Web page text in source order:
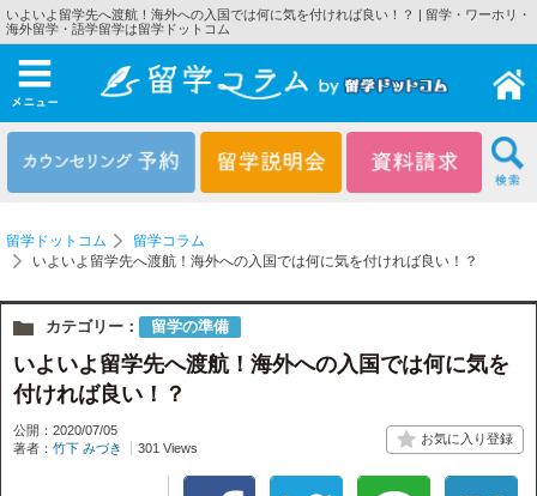
いよいよ留学先へ渡航！海外への入国では何に気を付ければ良い！？ | 留学・ワーホリ・
海外留学・語学留学は留学ドットコム
メニュー
留学ドットコム
留学コラム
いよいよ留学先へ渡航！海外への入国では何に気を付ければ良い！？
カテゴリー： 留学の準備
いよいよ留学先へ渡航！海外への入国では何に気を
付ければ良い！？
公開：2020/07/05
著者： 竹下 みづき 301 Views